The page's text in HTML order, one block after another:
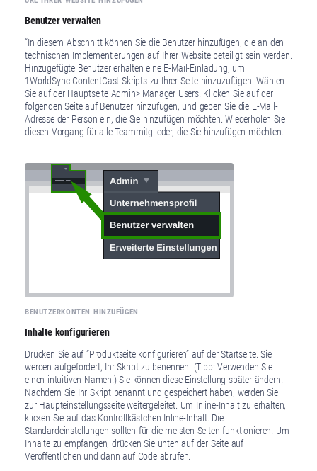
Benutzer verwalten
“In diesem Abschnitt können Sie die Benutzer hinzufügen, die an den
technischen Implementierungen auf Ihrer Website beteiligt sein werden.
Hinzugefügte Benutzer erhalten eine E-Mail-Einladung, um
1WorldSync ContentCast-Skripts zu Ihrer Seite hinzuzufügen. Wählen
Sie auf der Hauptseite Admin> Manager Users. Klicken Sie auf der
folgenden Seite auf Benutzer hinzufügen, und geben Sie die E-Mail-
Adresse der Person ein, die Sie hinzufügen möchten. Wiederholen Sie
diesen Vorgang für alle Teammitglieder, die Sie hinzufügen möchten.
BENUTZERKONTEN HINZUFÜGEN
Inhalte konfigurieren
Drücken Sie auf “Produktseite konfigurieren” auf der Startseite. Sie
werden aufgefordert, Ihr Skript zu benennen. (Tipp: Verwenden Sie
einen intuitiven Namen.) Sie können diese Einstellung später ändern.
Nachdem Sie Ihr Skript benannt und gespeichert haben, werden Sie
zur Haupteinstellungsseite weitergeleitet. Um Inline-Inhalt zu erhalten,
klicken Sie auf das Kontrollkästchen Inline-Inhalt. Die
Standardeinstellungen sollten für die meisten Seiten funktionieren. Um
Inhalte zu empfangen, drücken Sie unten auf der Seite auf
Veröffentlichen und dann auf Code abrufen.